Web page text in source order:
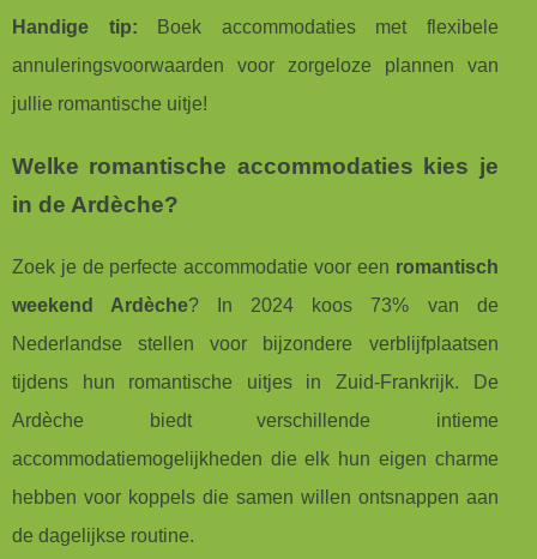
Handige tip: Boek accommodaties met flexibele
annuleringsvoorwaarden voor zorgeloze plannen van
jullie romantische uitje!
Welke romantische accommodaties kies je
in de Ardèche?
Zoek je de perfecte accommodatie voor een romantisch
weekend Ardèche? In 2024 koos 73% van de
Nederlandse stellen voor bijzondere verblijfplaatsen
tijdens hun romantische uitjes in Zuid-Frankrijk. De
Ardèche biedt verschillende intieme
accommodatiemogelijkheden die elk hun eigen charme
hebben voor koppels die samen willen ontsnappen aan
de dagelijkse routine.